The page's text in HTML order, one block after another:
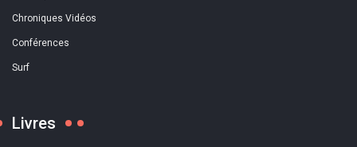
Chroniques Vidéos
Conférences
Surf
Livres